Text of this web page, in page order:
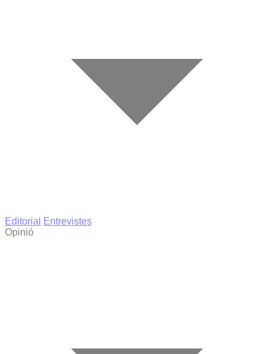
Editorial
Entrevistes
Opinió